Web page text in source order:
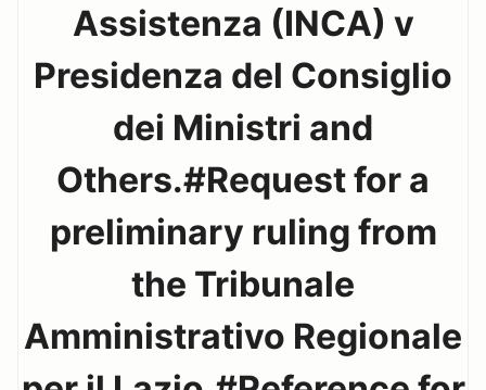
Assistenza (INCA) v
Presidenza del Consiglio
dei Ministri and
Others.#Request for a
preliminary ruling from
the Tribunale
Amministrativo Regionale